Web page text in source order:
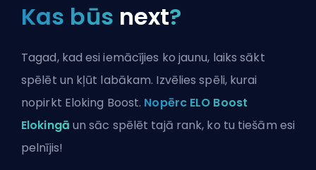
Kas būs next?
Tagad, kad esi iemācījies ko jaunu, laiks sākt
spēlēt un kļūt labākam. Izvēlies spēli, kurai
nopirkt Eloking Boost. Nopērc ELO Boost
Elokingā un sāc spēlēt tajā rank, ko tu tiešām esi
pelnījis!